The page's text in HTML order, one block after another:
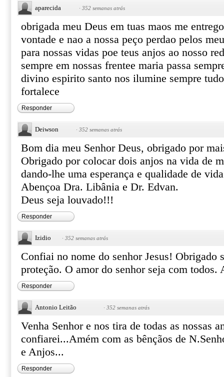
aparecida · 352 semanas atrás
obrigada meu Deus em tuas maos me
vontade e nao a nossa peço perdao pelos
para nossas vidas poe teus anjos ao nosso
sempre em nossas frentee maria passa
divino espirito santo nos ilumine sempre
fortalece
Responder
Deiwson · 352 semanas atrás
Bom dia meu Senhor Deus, obrigado por
Obrigado por colocar dois anjos na vida de
dando-lhe uma esperança e qualidade de
Abençoa Dra. Libânia e Dr. Edvan.
Deus seja louvado!!!
Responder
Izidio · 352 semanas atrás
Confiai no nome do senhor Jesus! Obrigado
proteção. O amor do senhor seja com todos.
Responder
Antonio Leitão · 352 semanas atrás
Venha Senhor e nos tira de todas as nossas
confiarei...Amém com as bênçãos de
e Anjos...
Responder